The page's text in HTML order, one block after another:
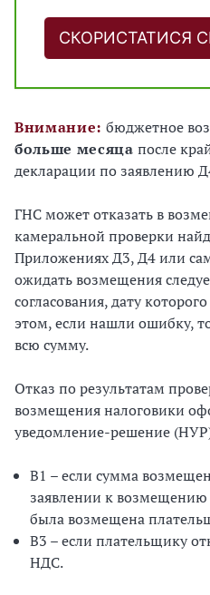
СКОРИСТАТИСЯ
Внимание: бюджетное
больше месяцапосле
декларации по заявлению
ГНС может отказать в
камеральной проверки
Приложениях Д3, Д4 или
ожидать возмещения
согласования, дату
этом, если нашли ошибку,
всю сумму.
Отказ по результатам
возмещения налоговики
уведомление-решение
В1 – если сумма
заявлении к
была возмещена
В3 – если плательщику
НДС.